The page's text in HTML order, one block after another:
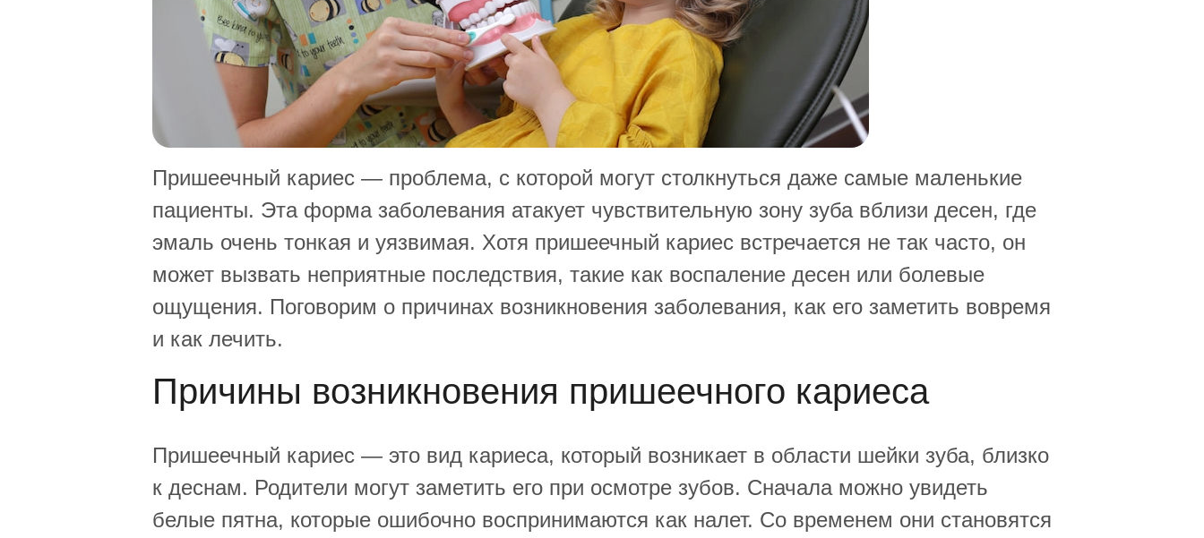
Пришеечный кариес — проблема, с которой могут столкнуться даже самые маленькие
пациенты. Эта форма заболевания атакует чувствительную зону зуба вблизи десен, где
эмаль очень тонкая и уязвимая. Хотя пришеечный кариес встречается не так часто, он
может вызвать неприятные последствия, такие как воспаление десен или болевые
ощущения. Поговорим о причинах возникновения заболевания, как его заметить вовремя
и как лечить.
Причины возникновения пришеечного кариеса
Пришеечный кариес — это вид кариеса, который возникает в области шейки зуба, близко
к деснам. Родители могут заметить его при осмотре зубов. Сначала можно увидеть
белые пятна, которые ошибочно воспринимаются как налет. Со временем они становятся